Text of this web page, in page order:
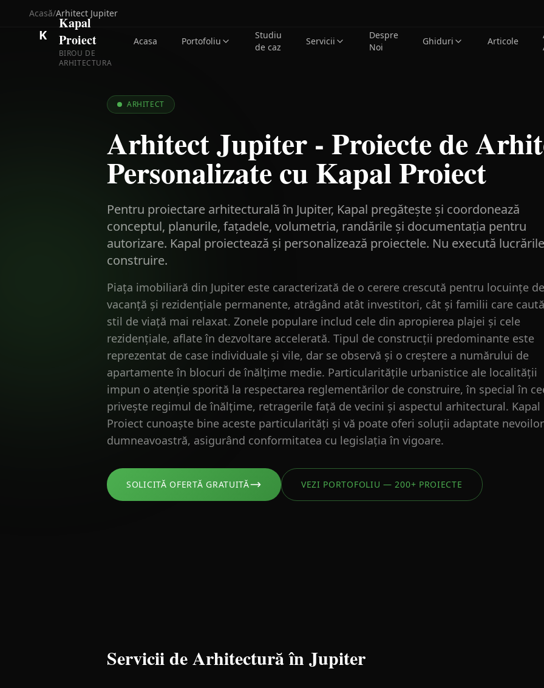
K
Kapal
Proiect
BIROU DE
ARHITECTURA
Acasa Portofoliu
Studiu
de caz
Servicii
Despre
Noi
Ghiduri Articole
Acasă/Arhitect Jupiter
ARHITECT
Arhitect Jupiter - Proiecte de
Personalizate cu Kapal Proiect
Pentru proiectare arhitecturală în Jupiter, Kapal pregătește și coordonează
conceptul, planurile, fațadele, volumetria, randările și documentația pentru
autorizare. Kapal proiectează și personalizează proiectele. Nu execută
construire.
Piața imobiliară din Jupiter este caracterizată de o cerere crescută pentru locuințe de
vacanță și rezidențiale permanente, atrăgând atât investitori, cât și familii care
stil de viață mai relaxat. Zonele populare includ cele din apropierea plajei și cele
rezidențiale, aflate în dezvoltare accelerată. Tipul de construcții predominante este
reprezentat de case individuale și vile, dar se observă și o creștere a numărului de
apartamente în blocuri de înălțime medie. Particularitățile urbanistice ale localității
impun o atenție sporită la respectarea reglementărilor de construire, în special în
privește regimul de înălțime, retragerile față de vecini și aspectul arhitectural. Kapal
Proiect cunoaște bine aceste particularități și vă poate oferi soluții adaptate nevoilor
dumneavoastră, asigurând conformitatea cu legislația în vigoare.
SOLICITĂ OFERTĂ GRATUITĂ VEZI PORTOFOLIU — 200+ PROIECTE
Servicii de Arhitectură în Jupiter